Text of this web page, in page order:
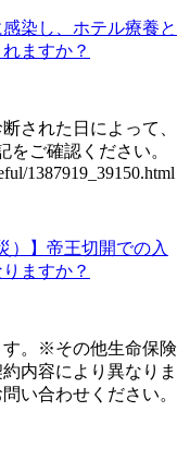
染し、ホテル療養と
ますか？
された日によって、
ご確認ください。
1387919_39150.html
）】帝王切開での入
ますか？
す。※その他生命保険
内容により異なりま
い合わせください。